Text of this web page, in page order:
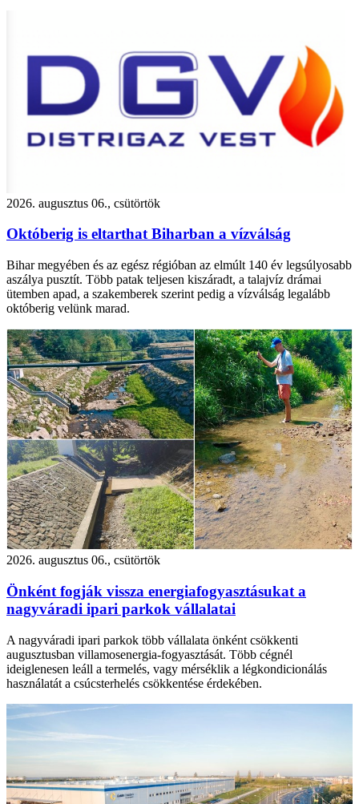
2026. augusztus 06., csütörtök
Októberig is eltarthat Biharban a vízválság
Bihar megyében és az egész régióban az elmúlt 140 év legsúlyosabb
aszálya pusztít. Több patak teljesen kiszáradt, a talajvíz drámai
ütemben apad, a szakemberek szerint pedig a vízválság legalább
októberig velünk marad.
2026. augusztus 06., csütörtök
Önként fogják vissza energiafogyasztásukat a
nagyváradi ipari parkok vállalatai
A nagyváradi ipari parkok több vállalata önként csökkenti
augusztusban villamosenergia-fogyasztását. Több cégnél
ideiglenesen leáll a termelés, vagy mérséklik a légkondicionálás
használatát a csúcsterhelés csökkentése érdekében.